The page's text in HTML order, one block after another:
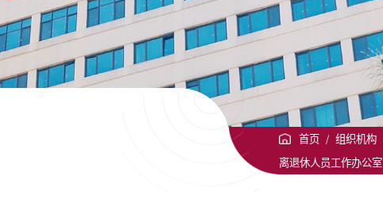
首页 / 组织机构
离退休人员工作办公室